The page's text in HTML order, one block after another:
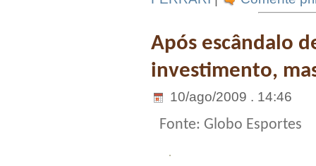
Após escândalo
investimento,
10/ago/2009 . 14:46
Fonte: Globo Esportes